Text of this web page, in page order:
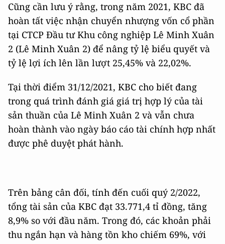
Cũng cần lưu ý rằng, trong năm 2021, KBC đã
hoàn tất việc nhận chuyển nhượng vốn cổ phần
tại CTCP Đầu tư Khu công nghiệp Lê Minh Xuân
2 (Lê Minh Xuân 2) để nâng tỷ lệ biểu quyết và
tỷ lệ lợi ích lên lần lượt 25,45% và 22,02%.
Tại thời điểm 31/12/2021, KBC cho biết đang
trong quá trình đánh giá giá trị hợp lý của tài
sản thuần của Lê Minh Xuân 2 và vẫn chưa
hoàn thành vào ngày báo cáo tài chính hợp nhất
được phê duyệt phát hành.
Trên bảng cân đối, tính đến cuối quý 2/2022,
tổng tài sản của KBC đạt 33.771,4 tỉ đồng, tăng
8,9% so với đầu năm. Trong đó, các khoản phải
thu ngắn hạn và hàng tồn kho chiếm 69%, với